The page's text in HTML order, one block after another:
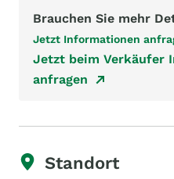
Brauchen Sie mehr
Jetzt Informationen
Jetzt beim Verkäufer
anfragen
Standort